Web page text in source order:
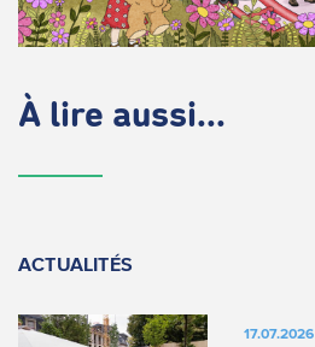
À lire aussi...
ACTUALITÉS
17.07.2026